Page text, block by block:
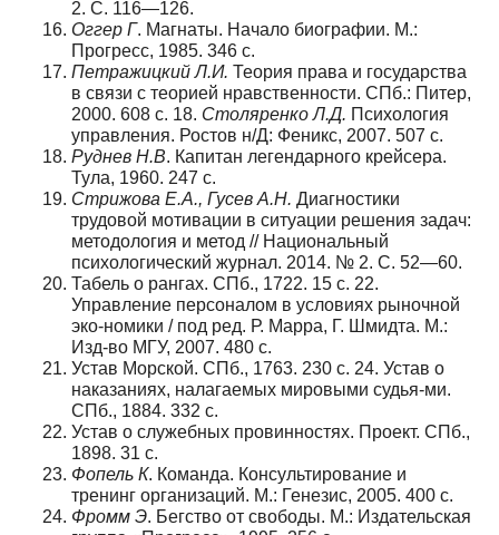
2. С. 116—126.
Оггер Г. Магнаты. Начало биографии. М.:
Прогресс, 1985. 346 с.
Петражицкий Л.И. Теория права и государства
в связи с теорией нравственности. СПб.: Питер,
2000. 608 с. 18. Столяренко Л.Д. Психология
управления. Ростов н/Д: Феникс, 2007. 507 с.
Руднев Н.В. Капитан легендарного крейсера.
Тула, 1960. 247 с.
Стрижова Е.А., Гусев А.Н. Диагностики
трудовой мотивации в ситуации решения задач:
методология и метод // Национальный
психологический журнал. 2014. № 2. С. 52—60.
Табель о рангах. СПб., 1722. 15 c. 22.
Управление персоналом в условиях рыночной
эко-номики / под ред. Р. Марра, Г. Шмидта. М.:
Изд-во МГУ, 2007. 480 с.
Устав Морской. СПб., 1763. 230 с. 24. Устав о
наказаниях, налагаемых мировыми судья-ми.
СПб., 1884. 332 с.
Устав о служебных провинностях. Проект. СПб.,
1898. 31 с.
Фопель К. Команда. Консультирование и
тренинг организаций. М.: Генезис, 2005. 400 с.
Фромм Э. Бегство от свободы. М.: Издательская